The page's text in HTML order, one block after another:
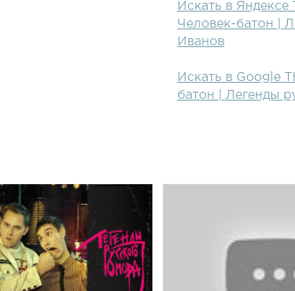
Искать в
Человек-батон |
Иванов
Искать в Google
батон | Легенды